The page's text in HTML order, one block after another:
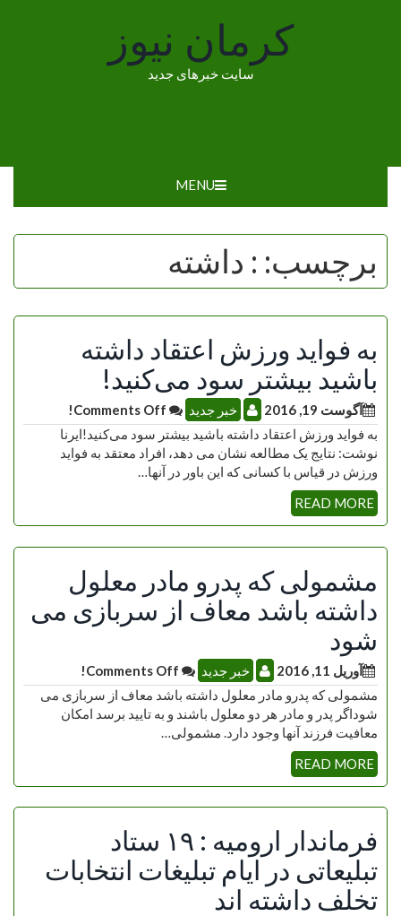
کرمان نیوز
سایت خبرهای جدید
MENU
برچسب: : داشته
به فواید ورزش اعتقاد داشته
باشید بیشتر سود می‌کنید!
آگوست 19, 2016 خبر جدید
به فواید ورزش اعتقاد داشته باشید بیشتر سود می‌کنید!ایرنا
نوشت: نتایج یک مطالعه نشان می دهد، افراد معتقد به فواید
ورزش در قیاس با کسانی که این باور در آنها…
READ MORE
مشمولی که پدرو مادر معلول
داشته باشد معاف از سربازی می
شود
آوریل 11, 2016 خبر جدید
مشمولی که پدرو مادر معلول داشته باشد معاف از سربازی می
شوداگر پدر و مادر هر دو معلول باشند و به تایید برسد امکان
معافیت فرزند آنها وجود دارد. مشمولی…
READ MORE
فرماندار ارومیه : ۱۹ ستاد
تبلیعاتی در ایام تبلیغات انتخابات
تخلف داشته اند